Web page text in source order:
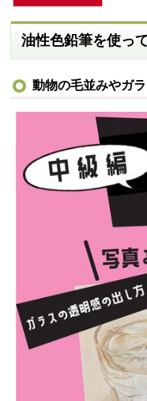
油性色鉛筆を使っ
動物の毛並みやガ